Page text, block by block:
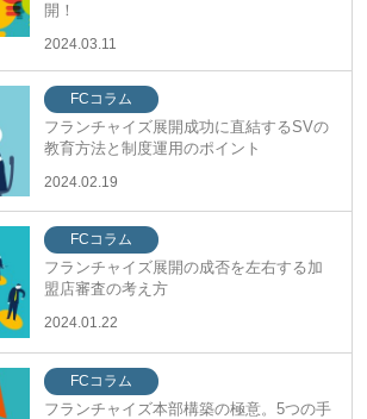
開！
2024.03.11
FCコラム
フランチャイズ展開成功に直結するSVの
教育方法と制度運用のポイント
2024.02.19
FCコラム
フランチャイズ展開の成否を左右する加
盟店審査の考え方
2024.01.22
FCコラム
フランチャイズ本部構築の極意。5つの手